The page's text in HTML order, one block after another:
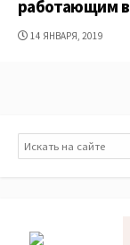
работающим в
ДАТА
14 ЯНВАРЯ, 2019
Поиск